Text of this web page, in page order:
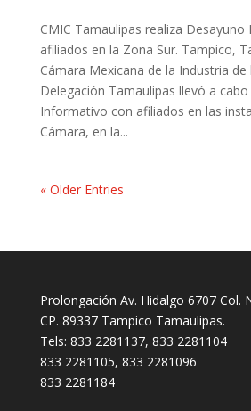
CMIC Tamaulipas realiza
afiliados en la Zona Sur. Tampico,
Cámara Mexicana de la Industria
Delegación Tamaulipas llevó a
Informativo con afiliados en las
Cámara, en la...
« Older Entries
Prolongación Av. Hidalgo 6707 Col.
CP. 89337 Tampico Tamaulipas.
Tels: 833 2281137, 833 2281104
833 2281105, 833 2281096
833 2281184